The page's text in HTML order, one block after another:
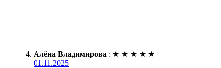
Алёна Владимирова : ★ ★ ★ ★ ★
01.11.2025